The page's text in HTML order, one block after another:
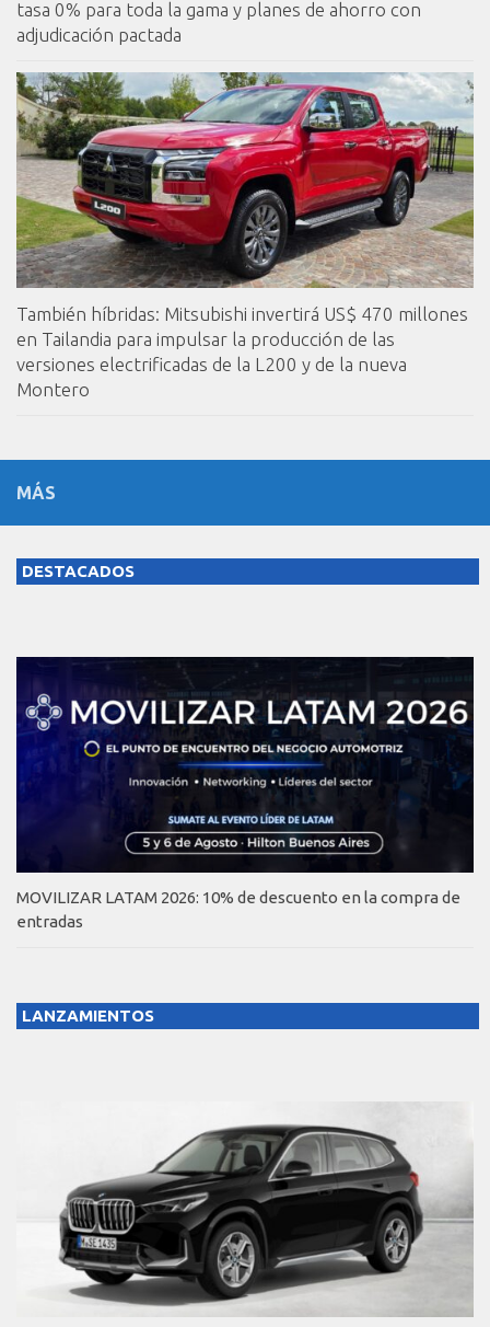
tasa 0% para toda la gama y planes de ahorro con
adjudicación pactada
También híbridas: Mitsubishi invertirá US$ 470 millones
en Tailandia para impulsar la producción de las
versiones electrificadas de la L200 y de la nueva
Montero
MÁS
DESTACADOS
MOVILIZAR LATAM 2026: 10% de descuento en la compra de
entradas
LANZAMIENTOS